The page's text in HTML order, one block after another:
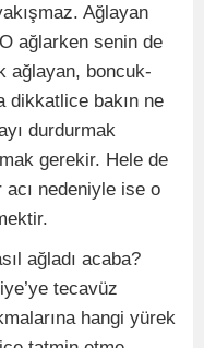
Ağlayan
ağlarken senin de
ağlayan, boncuk-
dikkatlice bakın ne
durdurmak
gerekir. Hele de
nedeniyle ise o
ağladı acaba?
tecavüz
hangi yürek